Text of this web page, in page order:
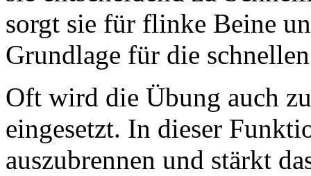
sorgt sie für flinke Beine
Grundlage für die
Oft wird die Übung auch
eingesetzt. In dieser
auszubrennen und stärkt